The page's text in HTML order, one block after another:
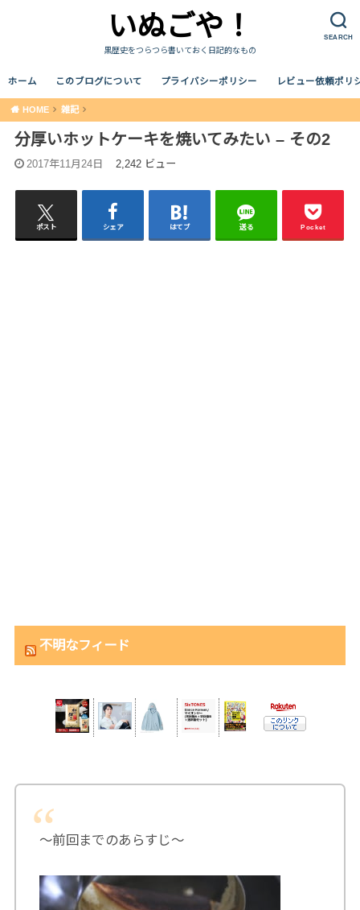
SEARCH
いぬごや！
黒歴史をつらつら書いておく日記的なもの
ホーム このブログについて プライバシーポリシー レビュー依頼ポリ
HOME 雑記
分厚いホットケーキを焼いてみたい – その2
2017年11月24日 2,242 ビュー
ポスト シェア はてブ 送る Pocket
不明なフィード
～前回までのあらすじ～